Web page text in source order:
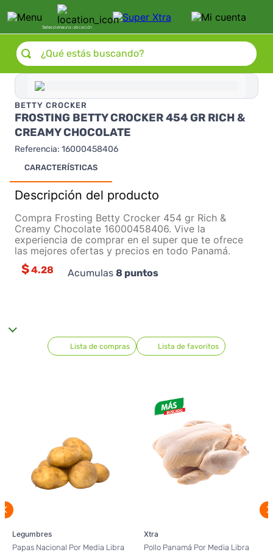
Seleccionauna ubicación
¿Qué estás buscando?
BETTY CROCKER
FROSTING BETTY CROCKER 454 GR RICH &
CREAMY CHOCOLATE
Referencia: 16000458406
CARACTERÍSTICAS
Descripción del producto
Compra Frosting Betty Crocker 454 gr Rich &
Creamy Chocolate 16000458406. Vive la
experiencia de comprar en el super que te ofrece
las mejores ofertas y precios en todo Panamá.
$4.28 Acumulas 8 puntos
Lista de compras Lista de favoritos
Legumbres
Papas Nacional Por Media Libra
Xtra
Pollo Panamá Por Media Libra